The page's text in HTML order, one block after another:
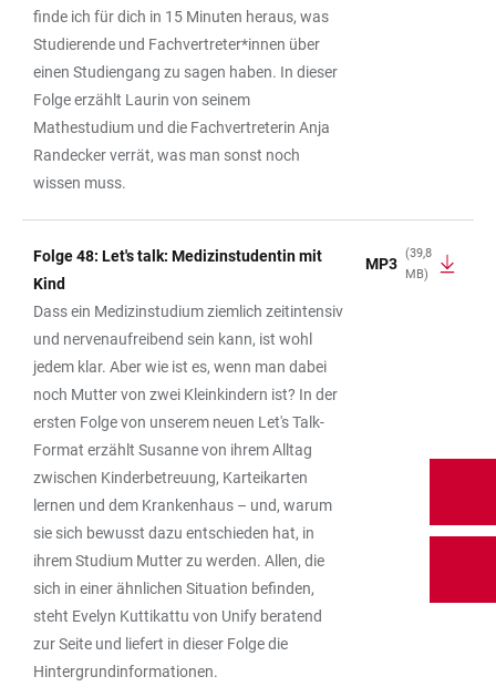
finde ich für dich in 15 Minuten heraus, was
Studierende und Fachvertreter*innen über
einen Studiengang zu sagen haben. In dieser
Folge erzählt Laurin von seinem
Mathestudium und die Fachvertreterin Anja
Randecker verrät, was man sonst noch
wissen muss.
Folge 48: Let's talk: Medizinstudentin mit
Kind
Dass ein Medizinstudium ziemlich zeitintensiv
und nervenaufreibend sein kann, ist wohl
jedem klar. Aber wie ist es, wenn man dabei
noch Mutter von zwei Kleinkindern ist? In der
ersten Folge von unserem neuen Let's Talk-
Format erzählt Susanne von ihrem Alltag
zwischen Kinderbetreuung, Karteikarten
lernen und dem Krankenhaus – und, warum
sie sich bewusst dazu entschieden hat, in
ihrem Studium Mutter zu werden. Allen, die
sich in einer ähnlichen Situation befinden,
steht Evelyn Kuttikattu von Unify beratend
zur Seite und liefert in dieser Folge die
Hintergrundinformationen.
MP3
(39,8
MB)